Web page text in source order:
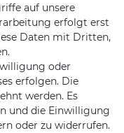
auf unsere
erfolgt erst
Daten mit Dritten,
oder
erfolgen. Die
werden. Es
und die Einwilligung
oder zu widerrufen.